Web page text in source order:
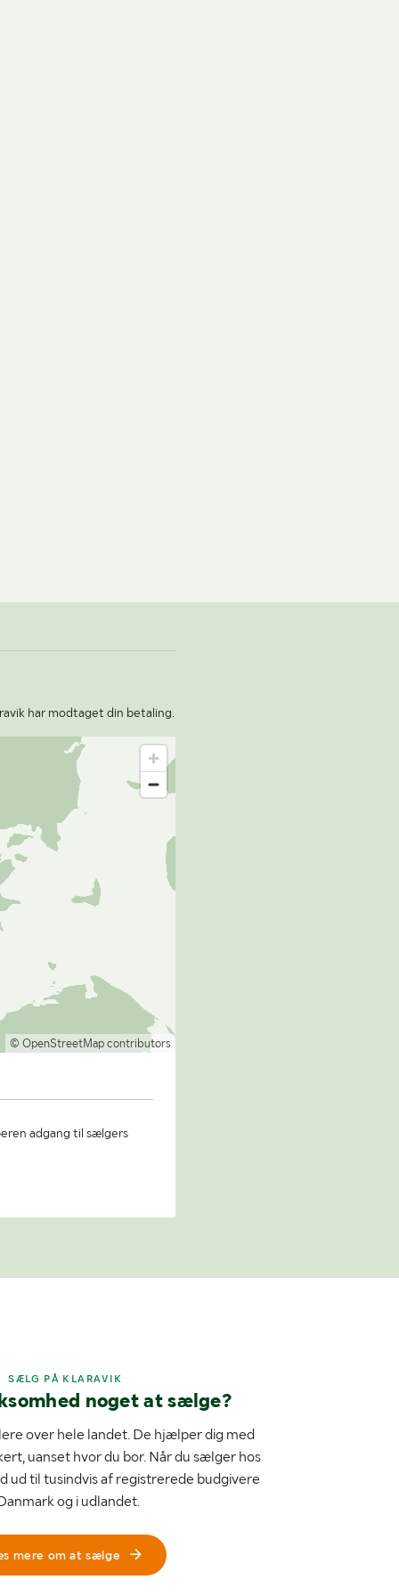
har modtaget din betaling.
© OpenStreetMap contributors
adgang til sælgers
SÆLG PÅ KLARAVIK
noget at sælge?
over hele landet. De hjælper dig med
uanset hvor du bor. Når du sælger hos
ud til tusindvis af registrerede budgivere
og i udlandet.
mere om at sælge